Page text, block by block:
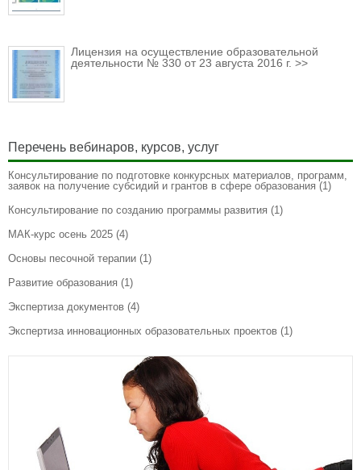
Лицензия на осуществление образовательной
деятельности № 330 от 23 августа 2016 г. >>
Перечень вебинаров, курсов, услуг
Консультирование по подготовке конкурсных материалов, программ,
заявок на получение субсидий и грантов в сфере образования (1)
Консультирование по созданию программы развития (1)
МАК-курс осень 2025 (4)
Основы песочной терапии (1)
Развитие образования (1)
Экспертиза документов (4)
Экспертиза инновационных образовательных проектов (1)